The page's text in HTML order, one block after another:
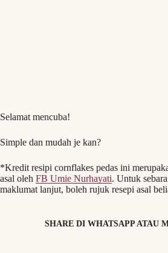
Selamat mencuba!
Simple dan mudah je kan?
*Kredit resipi cornflakes pedas ini
asal oleh FB Umie Nurhayati. Untuk
maklumat lanjut, boleh rujuk resepi asal
SHARE DI WHATSAPP ATAU